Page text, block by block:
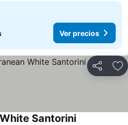
Ver precios
Compartir
Santorini